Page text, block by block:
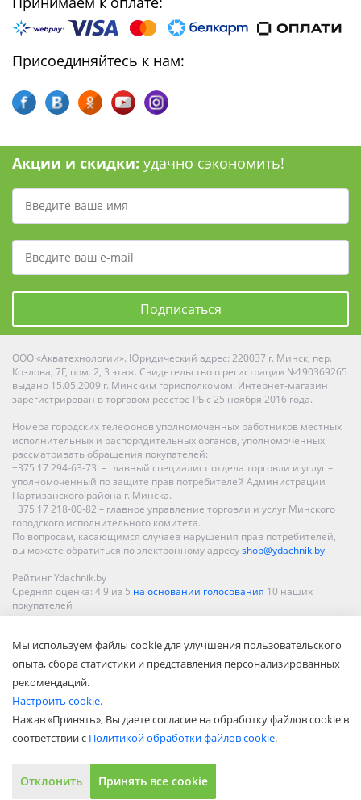
Присоединяйтесь к нам:
Акции и скидки: удачно сэкономить!
Подписаться
ООО «Акватехнологии». Юридический адрес: 220037 г. Минск, пер.
Козлова, 7Г, пом. 2, 3 этаж. Свидетельство о регистрации №190369265
выдано 15.05.2009 г. Минским горисполкомом. Интернет-магазин
зарегистрирован в торговом реестре РБ с 25 ноября 2016 года.
Номера городских телефонов уполномоченных работников местных
исполнительных и распорядительных органов, уполномоченных
рассматривать обращения покупателей:
+375 17 294-63-73 – главный специалист отдела торговли и услуг –
уполномоченный по защите прав потребителей Администрации
Партизанского района г. Минска.
+375 17 218-00-82 – главное управление торговли и услуг Минского
городского исполнительного комитета.
По вопросам, касающимся случаев нарушения прав потребителей,
вы можете обратиться по электронному адресуshop@ydachnik.by
Рейтинг Ydachnik.by
Средняя оценка: 4.9 из 5 на основании голосования 10 наших
покупателей
Гродно, Могилеве, Бобруйске, Барановичах, Молодечно,
Новополоцке, Пинске, Солигорске. При заказе в интернет-магазине
доставка осуществляется по всей Беларуси.
Показать полную версию
Мы используем файлы cookie для улучшения пользовательского
опыта, сбора статистики и представления персонализированных
рекомендаций.
Настроить cookie.
Нажав «Принять», Вы даете согласие на обработку файлов cookie в
соответствии с Политикой обработки файлов cookie.
Отклонить Принять все cookie